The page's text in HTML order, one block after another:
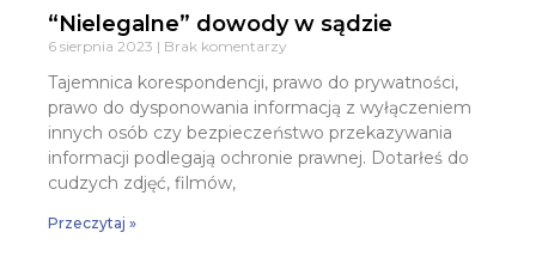
“Nielegalne” dowody w sądzie
6 sierpnia 2023 Brak komentarzy
Tajemnica korespondencji, prawo do prywatności,
prawo do dysponowania informacją z wyłączeniem
innych osób czy bezpieczeństwo przekazywania
informacji podlegają ochronie prawnej. Dotarłeś do
cudzych zdjęć, filmów,
Przeczytaj »